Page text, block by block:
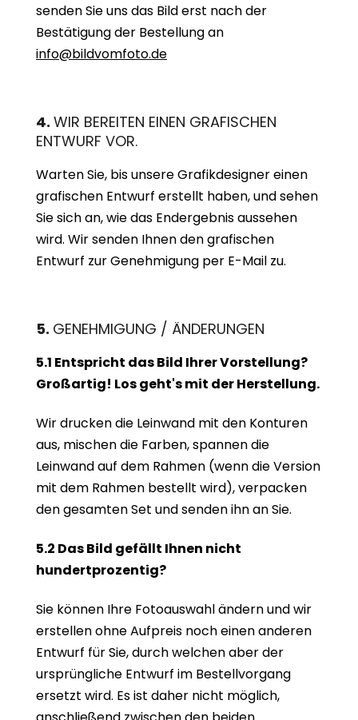
senden Sie uns das Bild erst nach der
Bestätigung der Bestellung an
info@bildvomfoto.de
4. WIR BEREITEN EINEN GRAFISCHEN
ENTWURF VOR.
Warten Sie, bis unsere Grafikdesigner einen
grafischen Entwurf erstellt haben, und sehen
Sie sich an, wie das Endergebnis aussehen
wird. Wir senden Ihnen den grafischen
Entwurf zur Genehmigung per E-Mail zu.
5. GENEHMIGUNG / ÄNDERUNGEN
5.1 Entspricht das Bild Ihrer Vorstellung?
Großartig! Los geht's mit der Herstellung.
Wir drucken die Leinwand mit den Konturen
aus, mischen die Farben, spannen die
Leinwand auf dem Rahmen (wenn die Version
mit dem Rahmen bestellt wird), verpacken
den gesamten Set und senden ihn an Sie.
5.2 Das Bild gefällt Ihnen nicht
hundertprozentig?
Sie können Ihre Fotoauswahl ändern und wir
erstellen ohne Aufpreis noch einen anderen
Entwurf für Sie, durch welchen aber der
ursprüngliche Entwurf im Bestellvorgang
ersetzt wird. Es ist daher nicht möglich,